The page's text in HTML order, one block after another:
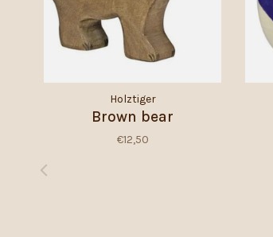
Holztiger
Brown bear
€12,50